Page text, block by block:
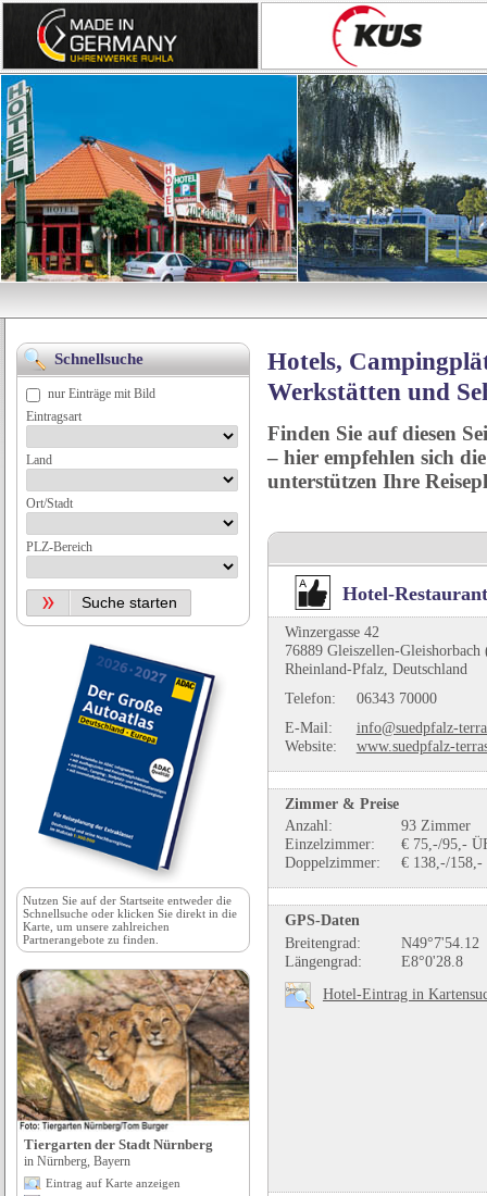
Hotels,
Werkstätten und
Finden Sie auf diesen
– hier empfehlen sich
unterstützen Ihre
Hotel-
Winzergasse 42
76889 Gleiszellen-
Rheinland-Pfalz, Deutschland
Telefon:
06343 70000
E-Mail:
info@suedpfalz-
Website:
www.suedpfalz-
Zimmer & Preise
Anzahl:
93 Zimmer
Einzelzimmer:
€ 75,-/95,-
Doppelzimmer:
€ 138,-/158,-
GPS-Daten
Breitengrad:
N49°7'54.12
Längengrad:
E8°0'28.8
Hotel-Eintrag in
Schnellsuche
nur Einträge mit Bild
Eintragsart
Land
Ort/Stadt
PLZ-Bereich
Nutzen Sie auf der Startseite entweder die
Schnellsuche oder klicken Sie direkt in die
Karte, um unsere zahlreichen
Partnerangebote zu finden.
Tiergarten der Stadt Nürnberg
in Nürnberg, Bayern
Eintrag auf Karte anzeigen